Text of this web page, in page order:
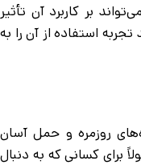
بر کاربرد آن تأثیر
استفاده از آن را به
روزمره و حمل آسان
برای کسانی که به دنبال